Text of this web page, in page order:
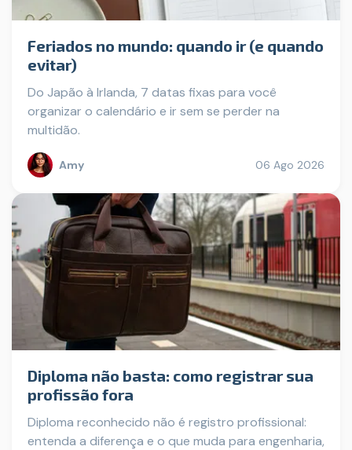
Feriados no mundo: quando ir (e quando
evitar)
Do Japão à Irlanda, 7 datas fixas para você
organizar o calendário e ir sem se perder na
multidão.
Amy 06 Ago 2026
Diploma não basta: como registrar sua
profissão fora
Diploma reconhecido não é registro profissional:
entenda a diferença e o que muda para engenharia,